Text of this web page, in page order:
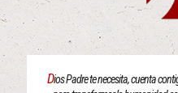
Dios Padre te necesita, cuenta